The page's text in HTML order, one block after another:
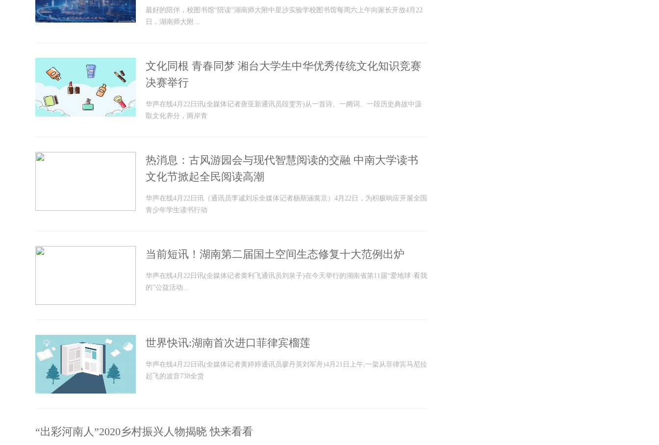
最好的陪伴，校图书馆“陪读”湖南师大附中星沙实验学校图书馆每周六上午向家长开放4月22
日，湖南师大附...
文化同根 青春同梦 湘台大学生中华优秀传统文化知识竞赛
决赛举行
华声在线4月22日讯(全媒体记者唐亚新通讯员段雯芳)从一首诗、一阕词、一段历史典故中汲
取文化养分，两岸青
热消息：古风游园会与现代智慧阅读的交融 中南大学读书
文化节掀起全民阅读高潮
华声在线4月22日讯（通讯员李诚刘乐全媒体记者杨斯涵黄京）4月22日，为积极响应开展全国
青少年学生读书行动
当前短讯！湖南第二届国土空间生态修复十大范例出炉
华声在线4月22日讯(全媒体记者黄利飞通讯员刘泉子)在今天举行的湖南省第11届“爱地球·看我
的”公益活动...
世界快讯:​湖南首次进口菲律宾榴莲
华声在线4月22日讯(全媒体记者黄婷婷通讯员廖丹英刘军舟)4月21日上午,一架从菲律宾马尼拉
起飞的波音738全货
“出彩河南人”2020乡村振兴人物揭晓 快来看看